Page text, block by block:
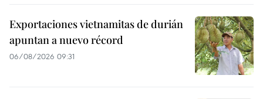
Exportaciones vietnamitas de durián
apuntan a nuevo récord
06/08/2026 09:31